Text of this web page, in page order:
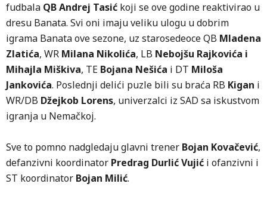
fudbala QB Andrej Tasić koji se ove godine reaktivirao u
dresu Banata. Svi oni imaju veliku ulogu u dobrim
igrama Banata ove sezone, uz starosedeoce QB Mladena
Zlatića, WR Milana Nikolića, LB Nebojšu Rajkovića i
Mihajla Miškiva, TE Bojana Nešića i DT Miloša
Jankovića. Poslednji delići puzle bili su braća RB Kigan i
WR/DB Džejkob Lorens, univerzalci iz SAD sa iskustvom
igranja u Nemačkoj.
Sve to pomno nadgledaju glavni trener Bojan Kovačević,
defanzivni koordinator Predrag Durlić Vujić i ofanzivni i
ST koordinator Bojan Milić.